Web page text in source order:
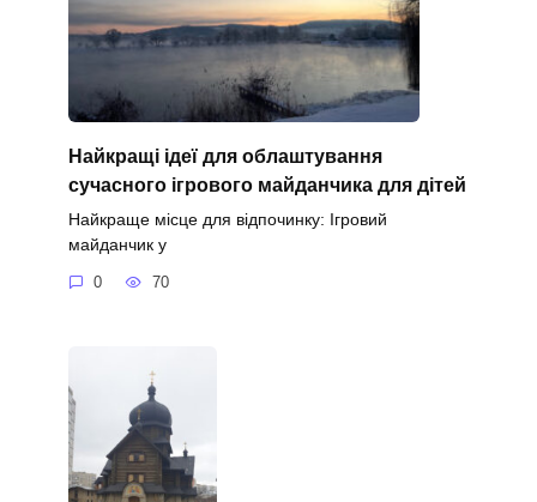
Найкращі ідеї для облаштування
сучасного ігрового майданчика для дітей
Найкраще місце для відпочинку: Ігровий
майданчик у
0 70